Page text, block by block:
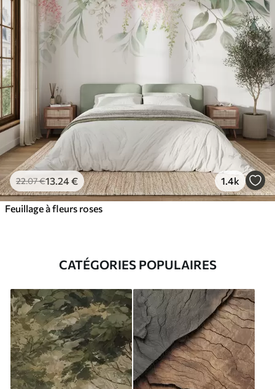
22.07€13 .24€ 1.4k
Feuillage à fleurs roses
CATÉGORIES POPULAIRES